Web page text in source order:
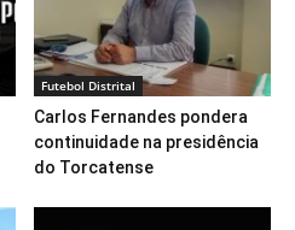
Futebol Distrital
Carlos Fernandes pondera
continuidade na presidência
do Torcatense